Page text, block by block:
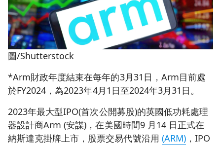
圖/Shutterstock
*Arm財政年度結束在每年的3月31日，Arm目前處
於FY2024，為2023年4月1日至2024年3月31日。
2023年最大型IPO(首次公開募股)的英國低功耗處理
器設計商Arm (安謀)，在美國時間9 月14 日正式在
納斯達克掛牌上市，股票交易代號沿用 (ARM)，IPO